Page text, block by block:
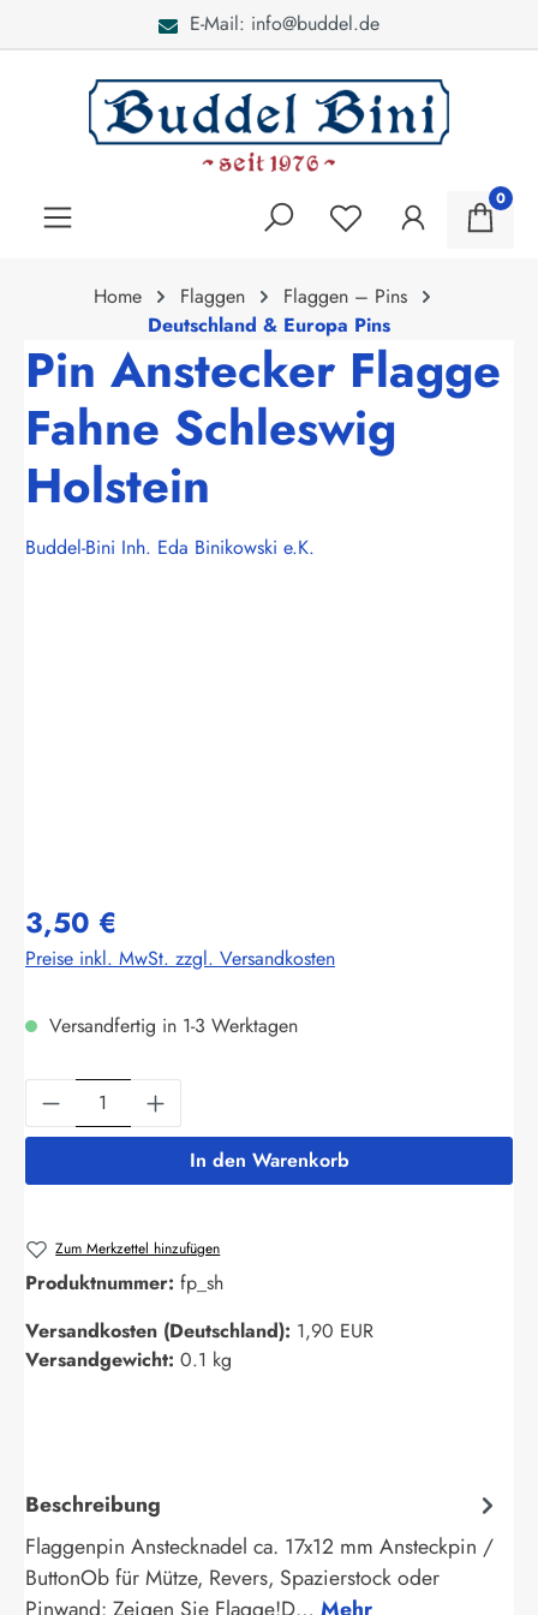
E-Mail: info@buddel.de
0
Home Flaggen
Flaggen – Pins
Deutschland & Europa Pins
Pin Anstecker Flagge
Fahne Schleswig
Holstein
Buddel-Bini Inh. Eda Binikowski e.K.
3,50 €
Preise inkl. MwSt. zzgl. Versandkosten
Versandfertig in 1-3 Werktagen
Produkt Anzahl: Gib den gewünschten
In den Warenkorb
Zum Merkzettel hinzufügen
Produktnummer: fp_sh
Versandkosten (Deutschland): 1,90 EUR
Versandgewicht: 0.1 kg
Beschreibung
Flaggenpin Anstecknadel ca. 17x12 mm Ansteckpin /
ButtonOb für Mütze, Revers, Spazierstock oder